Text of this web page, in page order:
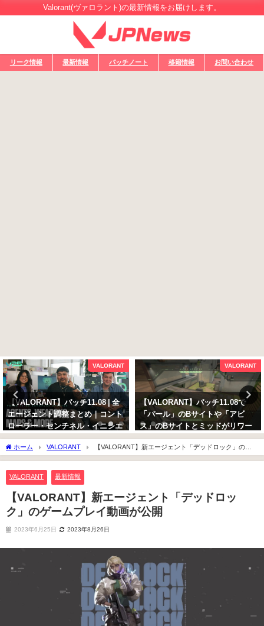
Valorant(ヴァロラント)の最新情報をお届けします。
リーク情報 最新情報 パッチノート 移籍情報 お問い合わせ
VALORANT
【VALORANT】パッチ11.08 | 全
エージェント調整まとめ｜コント
ローラー・センチネル・イニシエ
ーター・デュエリスト・武器性能
VALORANT
【VALORANT】パッチ11.08で
「パール」のBサイトや「アビ
ス」のBサイトとミッドがリワー
ク
ホーム VALORANT
【VALORANT】新エージェント「デッドロック」のゲ
ームプレイ動画が公開
VALORANT 最新情報
【VALORANT】新エージェント「デッドロッ
ク」のゲームプレイ動画が公開
2023年6月25日 2023年8月26日